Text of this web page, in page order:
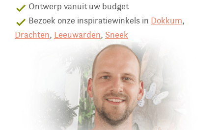
done Ontwerp vanuit uw budget
done Bezoek onze inspiratiewinkels in Dokkum,
Drachten, Leeuwarden, Sneek